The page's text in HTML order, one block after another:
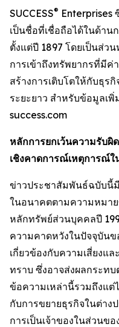
SUCCESS® Enterprises
เป็นชื่อที่เชื่อถือได้ในด้า
ตั้งแต่ปี 1897 โดยเป็นส่ว
การเข้าถึงทรัพยากรที่มีค่
สร้างการเติบโตให้กับธุร
ระยะยาว สำหรับข้อมูลเพิ่
success.com
หลักการยกเว้นความรับ
เชิงคาดการณ์เหตุการณ์
ข่าวประชาสัมพันธ์ฉบับนี้
ในอนาคตตามความหมา
หลักทรัพย์ส่วนบุคคลปี
ความคาดหวังในปัจจุบัน
เกี่ยวข้องกับความเสี่ยงแ
ทราบ ซึ่งอาจส่งผลกระท
ข้อความเหล่านี้รวมถึงแต่
กับการขยายธุรกิจในต่าง
การเป็นเจ้าของในส่วนข